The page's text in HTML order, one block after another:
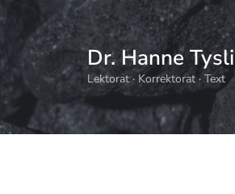
Dr. Hanne
Lektorat · Korrektorat · Text